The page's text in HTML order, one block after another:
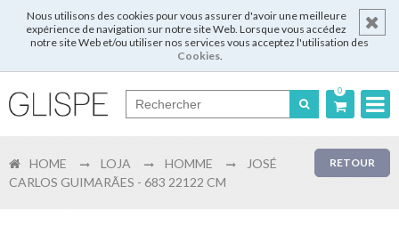
Nous utilisons des cookies pour vous assurer d'avoir une meilleure
expérience de navigation sur notre site Web. Lorsque vous accédez
notre site Web et/ou utiliser nos services vous acceptez l'utilisation des
Cookies.
0
English RETOUR
HOME LOJA HOMME
JOSÉ
CARLOS GUIMARÃES - 683 22122 CM